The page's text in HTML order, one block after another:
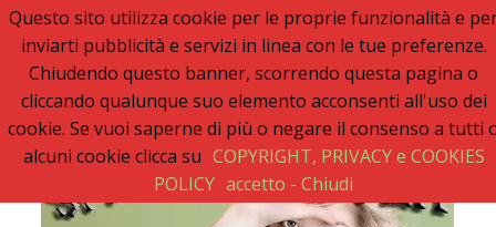
Ultimo:
Buon Anno 2020, un anno senza sfiga
Come gestire la fortuna ai giochi
Qual è il numero più sfortunato? Info e curiosità nel post
La sfortuna mi perseguita anche con la spesa
Il 2020 anno bisestile porta sfortuna davvero?
Questo sito utilizza cookie per le proprie funzionalità e
inviarti pubblicità e servizi in linea con le tue preferenze.
Chiudendo questo banner, scorrendo questa pagina o
cliccando qualunque suo elemento acconsenti all'uso dei
cookie. Se vuoi saperne di più o negare il consenso a tutti
alcuni cookie clicca su COPYRIGHT, PRIVACY e COOKIES
POLICY accetto - Chiudi